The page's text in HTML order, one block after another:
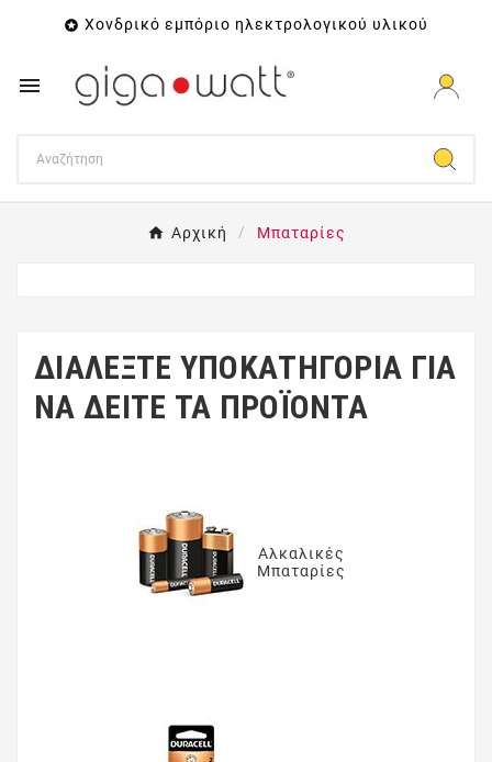
 Χονδρικό εμπόριο ηλεκτρολογικού υλικού

Αρχική Μπαταρίες
ΔΙΑΛΕΞΤΕ ΥΠΟΚΑΤΗΓΟΡΊΑ ΓΙΑ
ΝΑ ΔΕΙΤΕ ΤΑ ΠΡΟΪΟΝΤΑ
Αλκαλικές
Μπαταρίες